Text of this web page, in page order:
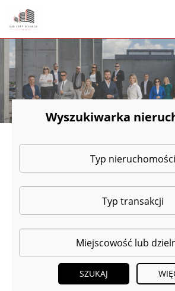
Wyszukiwarka
Typ nieruchomości
Typ transakcji